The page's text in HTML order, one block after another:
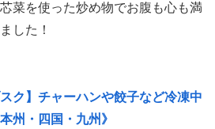
菜を使った炒め物でお腹も心も満
した！
ク】チャーハンや餃子など冷凍中
州・四国・九州》